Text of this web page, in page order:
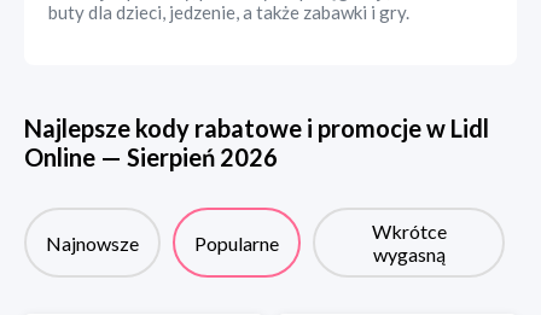
buty dla dzieci, jedzenie, a także zabawki i gry.
Najlepsze kody rabatowe i promocje w Lidl
Online — Sierpień 2026
Najnowsze Popularne
Wkrótce
wygasną